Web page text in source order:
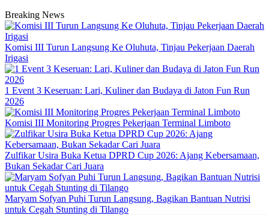
Breaking News
Komisi III Turun Langsung Ke Oluhuta, Tinjau Pekerjaan Daerah
Irigasi
1 Event 3 Keseruan: Lari, Kuliner dan Budaya di Jaton Fun Run
2026
Komisi III Monitoring Progres Pekerjaan Terminal Limboto
Zulfikar Usira Buka Ketua DPRD Cup 2026: Ajang Kebersamaan,
Bukan Sekadar Cari Juara
Maryam Sofyan Puhi Turun Langsung, Bagikan Bantuan Nutrisi
untuk Cegah Stunting di Tilango